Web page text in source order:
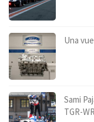
Una
Sami
TGR-